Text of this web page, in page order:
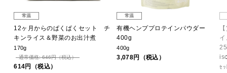
常温
12ヶ月からのぱくぱくセット チ
キンライス＆野菜のお出汁煮
170g
通常価格: 646円（税込）
614円（税込）
常温
有機ヘンププロテインパウダー
400g
400g
3,078円（税込）
ｾｯ